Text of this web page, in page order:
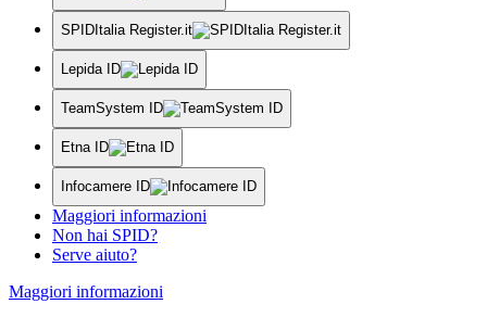
SPIDItalia Register.it
Lepida ID
TeamSystem ID
Etna ID
Infocamere ID
Maggiori informazioni
Non hai SPID?
Serve aiuto?
Maggiori informazioni